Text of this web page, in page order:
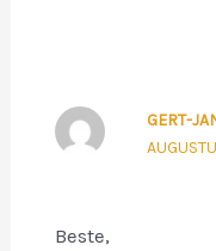
GERT-
Beste,